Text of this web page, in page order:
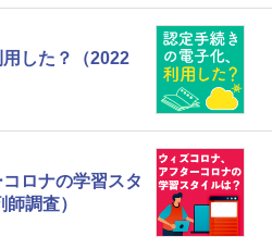
した？（2022
ロナの学習スタ
調査）